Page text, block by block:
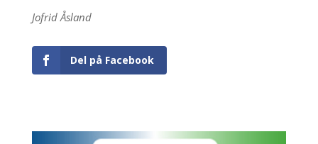
Jofrid Åsland
Del på Facebook